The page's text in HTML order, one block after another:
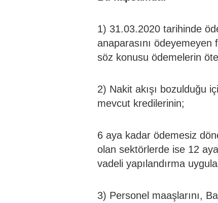
1) 31.03.2020 tarihinde
anaparasını
söz konusu ödemelerin
2) Nakit akışı bozulduğu
mevcut kredilerinin;
6 aya kadar ödemesiz
olan sektörlerde ise 12
vadeli yapılandırma
3) Personel maaşlarını,